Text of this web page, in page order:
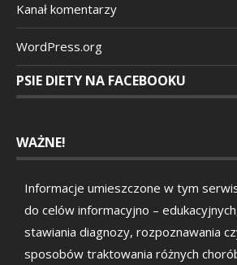
Kanał komentarzy
WordPress.org
PSIE DIETY NA FACEBOOKU
WAŻNE!
Informacje umieszczone w tym
do celów informacyjno –
stawiania diagnozy, rozpoznawania
sposobów traktowania różnych